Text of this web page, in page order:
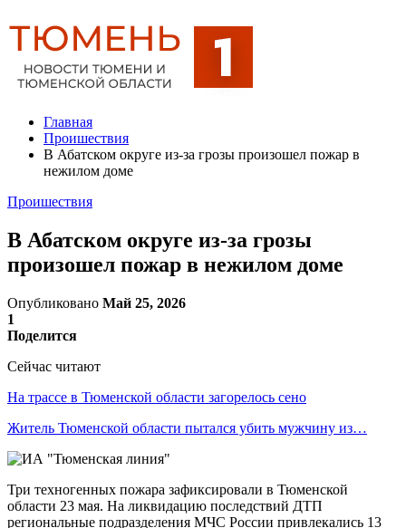
Главная
Проишествия
В Абатском округе из-за грозы произошел пожар в
нежилом доме
Проишествия
В Абатском округе из-за грозы
произошел пожар в нежилом доме
Опубликовано Май 25, 2026
1
Поделится
Сейчас читают
На трассе в Тюменской области загорелось сено
Житель Тюменской области пытался убить мужчину из…
Три техногенных пожара зафиксировали в Тюменской
области 23 мая. На ликвидацию последствий ДТП
региональные подразделения МЧС России привлекались 13